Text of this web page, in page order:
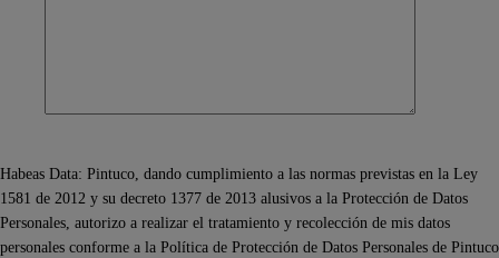
Habeas Data: Pintuco, dando cumplimiento a las normas previstas en la Ley
1581 de 2012 y su decreto 1377 de 2013 alusivos a la Protección de Datos
Personales, autorizo a realizar el tratamiento y recolección de mis datos
personales conforme a la Política de Protección de Datos Personales de Pintuco